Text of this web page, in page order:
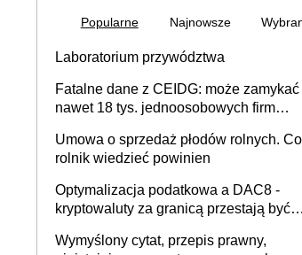
Popularne Najnowsze
Laboratorium przywództwa
Fatalne dane z CEIDG: może
nawet 18 tys. jednoosobowych firm
Umowa o sprzedaż płodów rolnych. Co
rolnik wiedzieć powinien
Optymalizacja podatkowa a DAC8 -
kryptowaluty za granicą przestają być
Wymyślony cytat, przepis prawny,